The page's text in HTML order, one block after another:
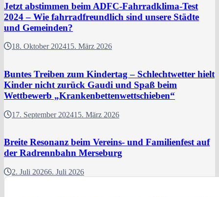
Jetzt abstimmen beim ADFC-Fahrradklima-Test
2024 – Wie fahrradfreundlich sind unsere Städte
und Gemeinden?
18. Oktober 202415. März 2026
Buntes Treiben zum Kindertag – Schlechtwetter hielt
Kinder nicht zurück Gaudi und Spaß beim
Wettbewerb „Krankenbettenwettschieben“
17. September 202415. März 2026
Breite Resonanz beim Vereins- und Familienfest auf
der Radrennbahn Merseburg
2. Juli 20266. Juli 2026